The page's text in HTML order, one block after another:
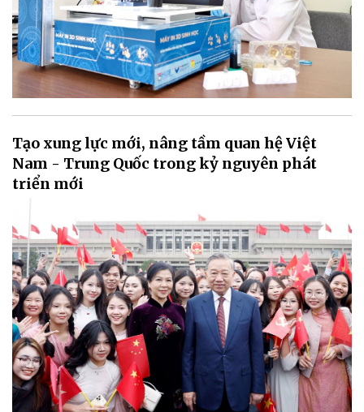
Tạo xung lực mới, nâng tầm quan hệ Việt
Nam - Trung Quốc trong kỷ nguyên phát
triển mới